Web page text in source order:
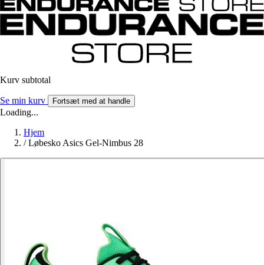
Kurv subtotal
Se min kurv Fortsæt med at handle
Loading...
Hjem
/ Løbesko Asics Gel-Nimbus 28